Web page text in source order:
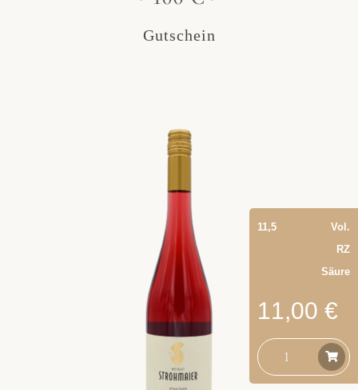
Gutschein
11,5
Vol.
RZ
Säure
11,00 €